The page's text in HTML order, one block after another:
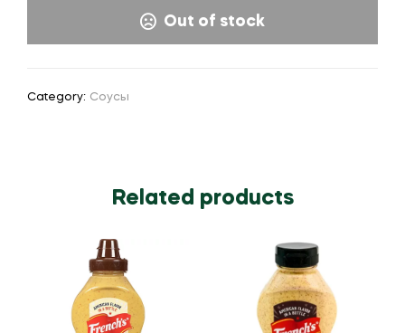
Out of stock
Category: Соусы
Related products